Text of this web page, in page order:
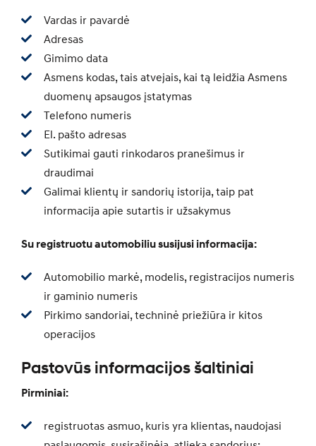
Vardas ir pavardė
Adresas
Gimimo data
Asmens kodas, tais atvejais, kai tą leidžia Asmens
duomenų apsaugos įstatymas
Telefono numeris
El. pašto adresas
Sutikimai gauti rinkodaros pranešimus ir
draudimai
Galimai klientų ir sandorių istorija, taip pat
informacija apie sutartis ir užsakymus
Su registruotu automobiliu susijusi informacija:
Automobilio markė, modelis, registracijos numeris
ir gaminio numeris
Pirkimo sandoriai, techninė priežiūra ir kitos
operacijos
Pastovūs informacijos šaltiniai
Pirminiai:
registruotas asmuo, kuris yra klientas, naudojasi